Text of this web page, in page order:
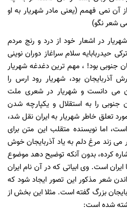
آن نمی فهمم (یعنی مادر شهریار به او
شعر نگو)
در اشعار خود از درد و رنج مردم
حیدربابایه سلام سراغاز دوران نوینی
جنوبی بود! ، مهم ترین دغدغه شهریار
بود، شهریار رود ارس را
می دانست و شهریار در شعری ملت
را به استقلال و یکپارچه شدن
تعلق خاطر شهریار به ایران نقل شد،
اما نویسنده متقلب این متن برای
می زند مرغ دلم به یاد آذربایجان خوش
کرده، بدون آنکه توضیح دهد موضوع
ایران است. وی ابیاتی که در آن نام ایران
شعر مذکور این تصور ایجاد شود که
بزرگ گفته است. مثلا این بخش از
شده است: